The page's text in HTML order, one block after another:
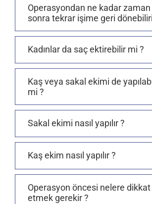
Operasyondan ne kadar zaman
sonra tekrar işime geri
Kadınlar da saç ektirebilir mi ?
Kaş veya sakal ekimi de
mi ?
Sakal ekimi nasıl yapılır ?
Kaş ekim nasıl yapılır ?
Operasyon öncesi nelere dikkat
etmek gerekir ?